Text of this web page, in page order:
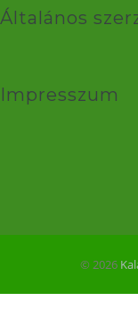
Általános
Impresszum
© 2026